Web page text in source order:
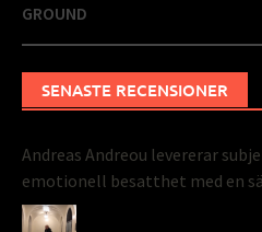
GROUND
SENASTE RECENSIONER
Andreas Andreou levererar
emotionell besatthet med en